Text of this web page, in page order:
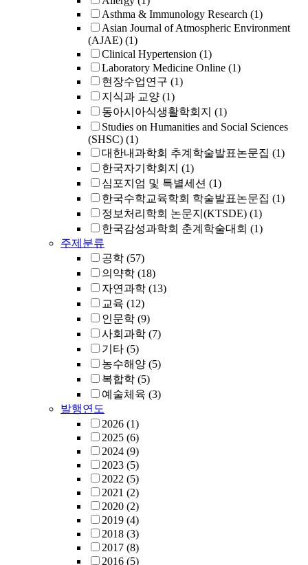
Asthma & Immunology Research (1)
Asian Journal of Atmospheric Environment
(AJAE) (1)
Clinical Hypertension (1)
Laboratory Medicine Online (1)
현장수업연구 (1)
지식과 교양 (1)
동아시아식생활학회지 (1)
Studies on Humanities and Social Sciences
(SHSC) (1)
대한내과학회 추계학술발표논문집 (1)
한국자기학회지 (1)
심포지엄 및 특별세션 (1)
한국수학교육학회 학술발표논문집 (1)
정보처리학회 논문지(KTSDE) (1)
한국감성과학회 춘계학술대회 (1)
주제분류
공학 (57)
의약학 (18)
자연과학 (13)
교육 (12)
인문학 (9)
사회과학 (7)
기타 (5)
농수해양 (5)
복합학 (5)
예술체육 (3)
발행연도
2026 (1)
2025 (6)
2024 (9)
2023 (5)
2022 (5)
2021 (2)
2020 (2)
2019 (4)
2018 (3)
2017 (8)
2016 (5)